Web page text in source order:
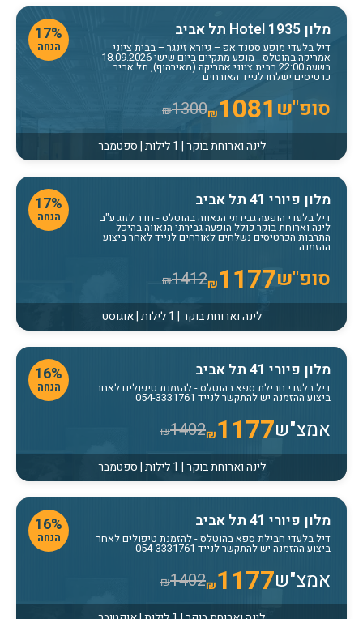
17%
הנחה
מלון פיורי 41 תל אביב
דיל בלעדי הופעה גבירתי הנאווה בהוטלס- חדר לזוג ע"ב
לינה וארוחת בוקר כולל הופעה גבירתי הנאווה בהיכל
התרבות הכרטיסים נשלחים לאורחים לנייד לאחר ביצוע
ההזמנה
סופ"ש ₪1177
₪1412
לינה וארוחת בוקר | 1 לילות | אוגוסט
17%
הנחה
מלון Hotel 1935 תל אביב
דיל בלעדי מופע סטנד אפ – גיורא זינגר – בבית ציוני
אמריקה בהוטלס - מופע מתקיים ביום שישי 18.09.2026
בשעה 22:00 בבית ציוני אמריקה (מאירהוף), תל אביב
כרטיסים ישלחו לנייד האורחים
סופ"ש ₪1081
₪1300
לינה וארוחת בוקר | 1 לילות | ספטמבר
16%
הנחה
מלון פיורי 41 תל אביב
דיל בלעדי חבילת ספא בהוטלס- להזמנת טיפולים לאחר
ביצוע ההזמנה יש להתקשר לנייד 054-3331761
אמצ"ש ₪1177
₪1402
לינה וארוחת בוקר | 1 לילות | ספטמבר
16%
הנחה
מלון פיורי 41 תל אביב
דיל בלעדי חבילת ספא בהוטלס- להזמנת טיפולים לאחר
ביצוע ההזמנה יש להתקשר לנייד 054-3331761
אמצ"ש ₪1177
₪1402